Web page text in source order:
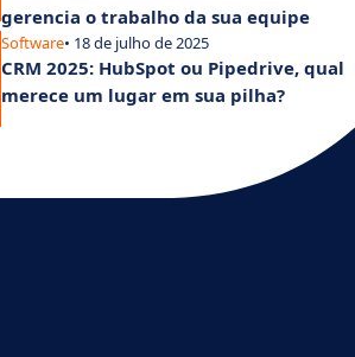
gerencia o trabalho da sua equipe
Software• 18 de julho de 2025
CRM 2025: HubSpot ou Pipedrive, qual
merece um lugar em sua pilha?